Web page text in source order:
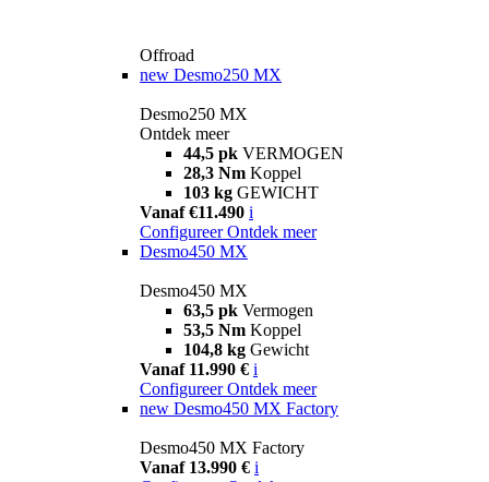
Offroad
new Desmo250 MX
Desmo250 MX
Ontdek meer
44,5 pk VERMOGEN
28,3 Nm Koppel
103 kg GEWICHT
Vanaf €11.490 i
Configureer Ontdek meer
Desmo450 MX
Desmo450 MX
63,5 pk Vermogen
53,5 Nm Koppel
104,8 kg Gewicht
Vanaf 11.990 € i
Configureer Ontdek meer
new Desmo450 MX Factory
Desmo450 MX Factory
Vanaf 13.990 € i